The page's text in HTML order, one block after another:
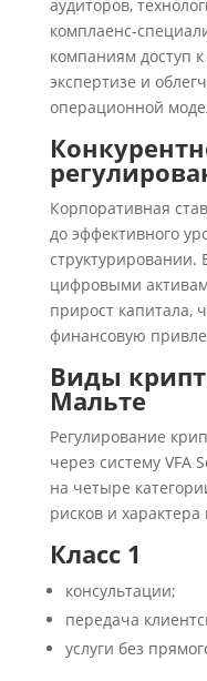
аудиторов,
комплаенс-
компаниям доступ
экспертизе и
операционной
Корпоративная
до эффективного
структурировании.
цифровыми
прирост капитала,
финансовую
Виды
Мальте
Регулирование
через систему VFA
на четыре
рисков и характера
Класс 1
консультации;
передача
услуги без